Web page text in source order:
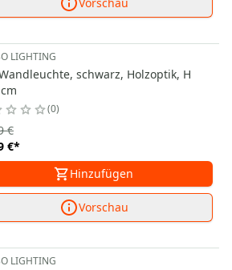
LIGHTING
schwarz, Holzoptik, H
0
€*
€
Hinzufügen
Vorschau
LIGHTING